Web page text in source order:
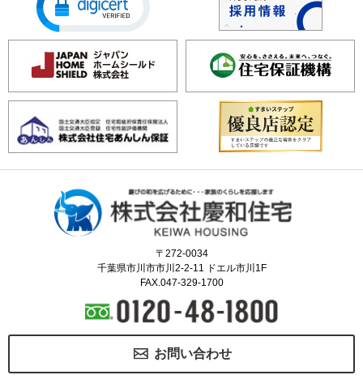
〒272-0034
千葉県市川市市川2-2-11 ドエル市川1F
FAX.047-329-1700
お問い合わせ